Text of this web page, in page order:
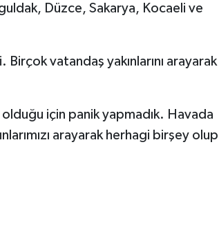
Düzce, Sakarya, Kocaeli ve
vatandaş yakınlarını arayarak
için panik yapmadık. Havada
arayarak herhagi birşey olup